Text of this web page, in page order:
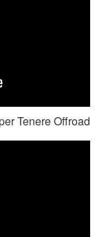
Tenere Offroad